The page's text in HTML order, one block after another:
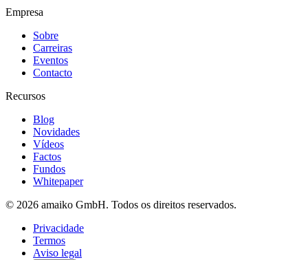
Empresa
Sobre
Carreiras
Eventos
Contacto
Recursos
Blog
Novidades
Vídeos
Factos
Fundos
Whitepaper
© 2026 amaiko GmbH. Todos os direitos reservados.
Privacidade
Termos
Aviso legal